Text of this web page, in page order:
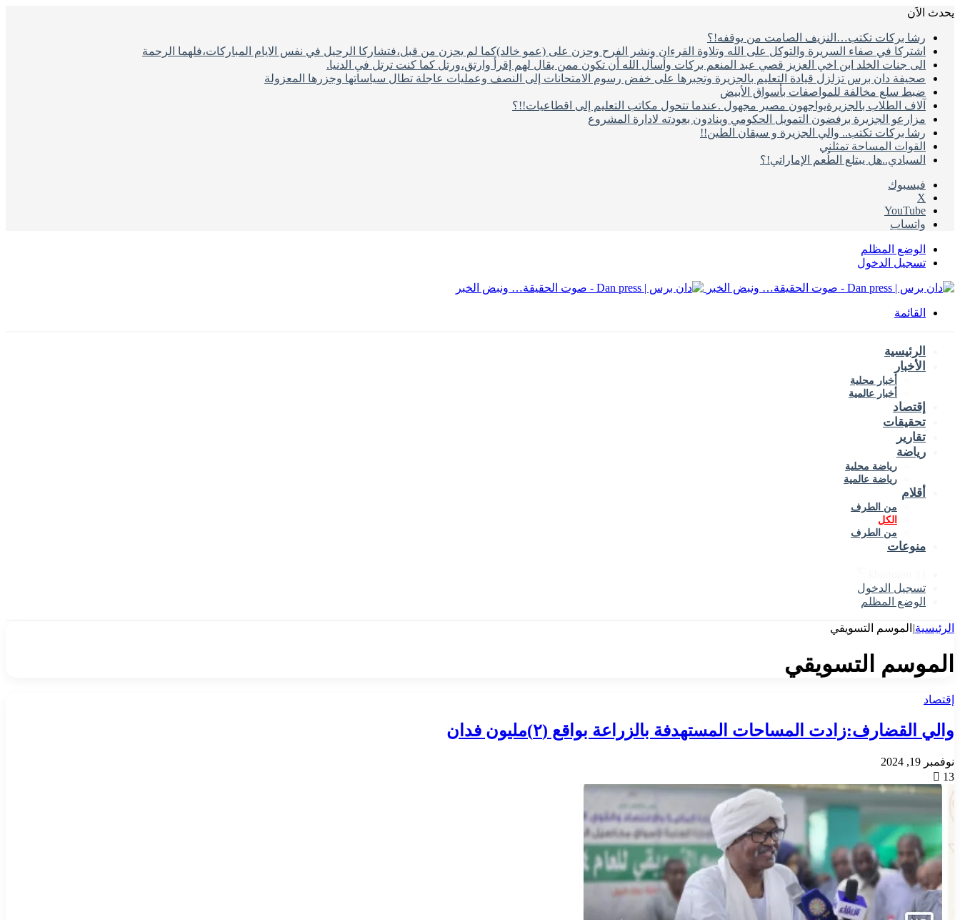
يحدث الاَن
رشا بركات تكتب…النزيف الصامت من يوقفه!؟
اشتركا في صفاء السريرة والتوكل على الله وتلاوة القرءان ونشر الفرح وحزن على (عمو خالد)كما لم يحزن من قبل،فتشاركا الرحيل في نفس الايام المباركات،فلهما الرحمة
الى جنات الخلد ابن اخي العزيز قصي عبد المنعم بركات وأسأل الله أن تكون ممن يقال لهم إقرأ وارتق،ورتل كما كنت ترتل في الدنيا.
صحيفة دان برس تزلزل قيادة التعليم بالجزيرة وتجبرها على خفض رسوم الامتحانات إلى النصف وعمليات عاجلة تطال سياساتها وجزرها المعزولة
ضبط سلع مخالفة للمواصفات بأسواق الأبيض
آلاف الطلاب بالجزيرةيواجهون مصير مجهول .عندما تتحول مكاتب التعليم إلى اقطاعيات!!؟
مزارعو الجزيرة برفضون التمويل الحكومي وينادون بعودته لادارة المشروع
رشا بركات تكتب.. والي الجزيرة و سيقان الطين!!
القوات المساحة تمثلني
السيادي..هل يبتلع الطُعم الإماراتي!؟
فيسبوك
‫X
‫YouTube
واتساب
الوضع المظلم
تسجيل الدخول
القائمة
الرئيسية
الأخبار
أخبار محلية
أخبار عالمية
إقتصاد
تحقيقات
تقارير
رياضة
رياضة محلية
رياضة عالمية
أقلام
من الطرف
الكل
من الطرف
منوعات
تسجيل الدخول
الوضع المظلم
الرئيسية| الموسم التسويقي
الموسم التسويقي
إقتصاد
والي القضارف:زادت المساحات المستهدفة بالزراعة بواقع (٢)مليون فدان
نوفمبر 19, 2024
13